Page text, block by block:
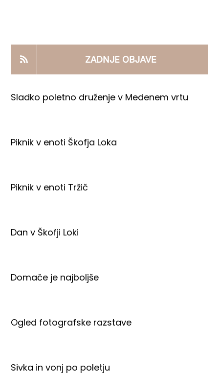
PRODAJNI IZDELKI
AKTUALNO
ZADNJE OBJAVE
Sladko poletno druženje v Medenem vrtu
Piknik v enoti Škofja Loka
Piknik v enoti Tržič
Dan v Škofji Loki
Domače je najboljše
Ogled fotografske razstave
Sivka in vonj po poletju